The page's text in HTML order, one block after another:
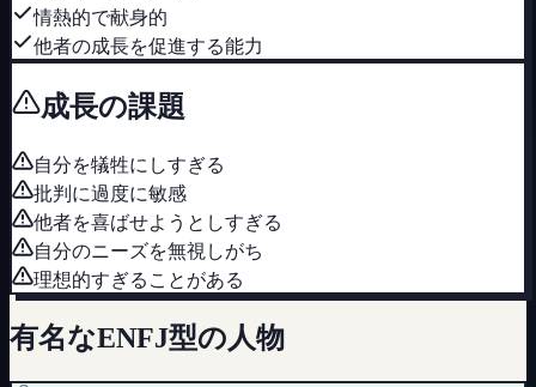
情熱的で献身的
他者の成長を促進する能力
成長の課題
自分を犠牲にしすぎる
批判に過度に敏感
他者を喜ばせようとしすぎる
自分のニーズを無視しがち
理想的すぎることがある
有名なENFJ型の人物